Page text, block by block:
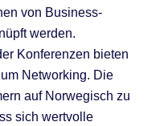
von Business-
werden.
Konferenzen bieten
Networking. Die
auf Norwegisch zu
sich wertvolle